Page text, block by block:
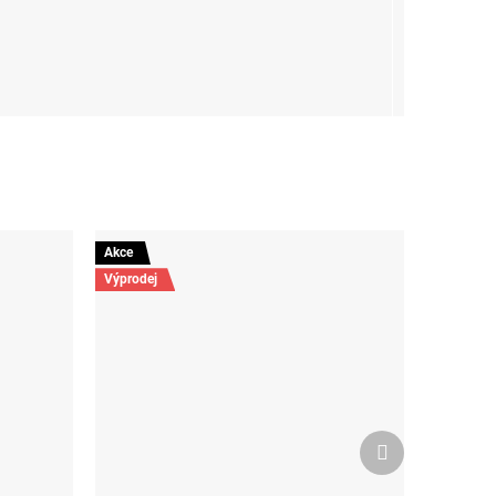
Akce
Výprodej
Další
produkt